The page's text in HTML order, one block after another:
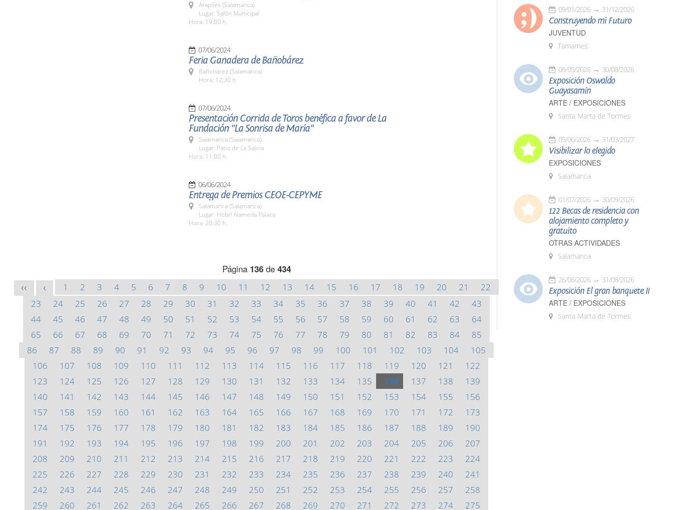
Arapiles (Salamanca)
Lugar: Salón Municipal
Hora: 19:00 h.
07/06/2024
Feria Ganadera de Bañobárez
Bañobárez (Salamanca)
Hora: 12:30 h.
07/06/2024
Presentación Corrida de Toros benéfica a favor de La
Fundación "La Sonrisa de María"
Salamanca (Salamanca)
Lugar: Patio de La Salina
Hora: 11:00 h.
06/06/2024
Entrega de Premios CEOE-CEPYME
Salamanca (Salamanca)
Lugar: Hotel Alameda Palace
Hora: 20:30 h.
Página 136de 434
<< < 1 2 3 4 5 6 7 8 9 10 11 12 13 14 15 16 17 18 19 20 21
22
23
24 25 26 27 28 29 30 31 32 33 34 35 36 37 38 39 40 41 42
43
44
45 46 47 48 49 50 51 52 53 54 55 56 57 58 59 60 61 62 63
64
65
66 67 68 69 70 71 72 73 74 75 76 77 78 79 80 81 82 83 84
85
86
87 88 89 90 91 92 93 94 95 96 97 98 99 100 101 102 103 104
105
106
107 108 109 110 111 112 113 114 115 116 117 118 119 120 121
122
123
124 125 126 127 128 129 130 131 132 133 134 135 136 137 138
139
140
141 142 143 144 145 146 147 148 149 150 151 152 153 154 155
156
157
158 159 160 161 162 163 164 165 166 167 168 169 170 171 172
173
174
175 176 177 178 179 180 181 182 183 184 185 186 187 188 189
190
191
192 193 194 195 196 197 198 199 200 201 202 203 204 205 206
207
208
209 210 211 212 213 214 215 216 217 218 219 220 221 222 223
224
225
226 227 228 229 230 231 232 233 234 235 236 237 238 239 240
241
242
243 244 245 246 247 248 249 250 251 252 253 254 255 256 257
258
259
260 261 262 263 264 265 266 267 268 269 270 271 272 273 274 275
09/01/2026 31/12/2026
Construyendo mi Futuro
JUVENTUD
Tamames
08/05/2026 30/08/2026
Exposición Oswaldo
Guayasamín
ARTE / EXPOSICIONES
Santa Marta de Tormes
05/06/2026 31/03/2027
Visibilizar lo elegido
EXPOSICIONES
Salamanca
01/07/2026 30/09/2026
122 Becas de residencia con
alojamiento completo y
gratuito
OTRAS ACTIVIDADES
Salamanca
26/06/2026 31/08/2026
Exposición El gran banquete II
ARTE / EXPOSICIONES
Santa Marta de Tormes